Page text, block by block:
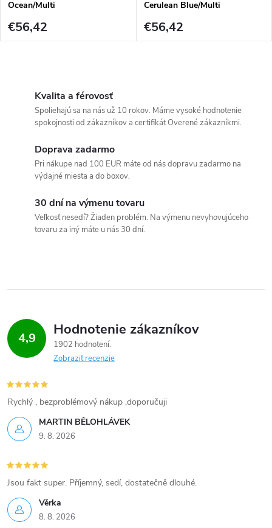
v
Ocean/Multi
€56,42
Cerulean Blue/Multi
€56,42
p
r
v
y
v
ý
p
i
s
Kvalita a férovosť
Spoliehajú sa na nás už 10 rokov. Máme vysoké hodnotenie
spokojnosti od zákazníkov a certifikát Overené zákazníkmi.
Doprava zadarmo
Pri nákupe nad 100 EUR máte od nás dopravu zadarmo na
výdajné miesta a do boxov.
30 dní na výmenu tovaru
Veľkosť nesedí? Žiaden problém. Na výmenu nevyhovujúceho
tovaru za iný máte u nás 30 dní.
4,9 Hodnotenie zákazníkov
1902 hodnotení
Zobraziť recenzie
MARTIN BĚLOHLÁVEK
9. 8. 2026
Rychlý , bezproblémový nákup ,doporučuji
Věrka
8. 8. 2026
Jsou fakt super. Příjemný, sedí, dostatečně dlouhé.